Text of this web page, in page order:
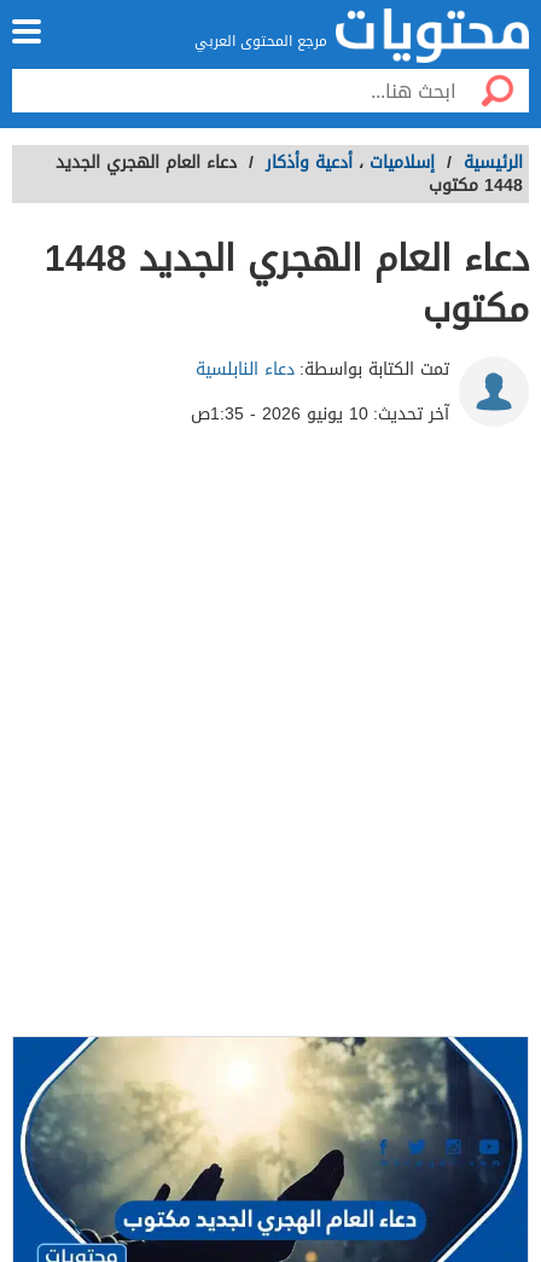
مرجع المحتوى العربي
الرئيسية / إسلاميات ، أدعية وأذكار / دعاء العام الهجري الجديد
1448 مكتوب
دعاء العام الهجري الجديد 1448
مكتوب
تمت الكتابة بواسطة:دعاء النابلسية
آخر تحديث:10 يونيو 2026 - 1:35ص